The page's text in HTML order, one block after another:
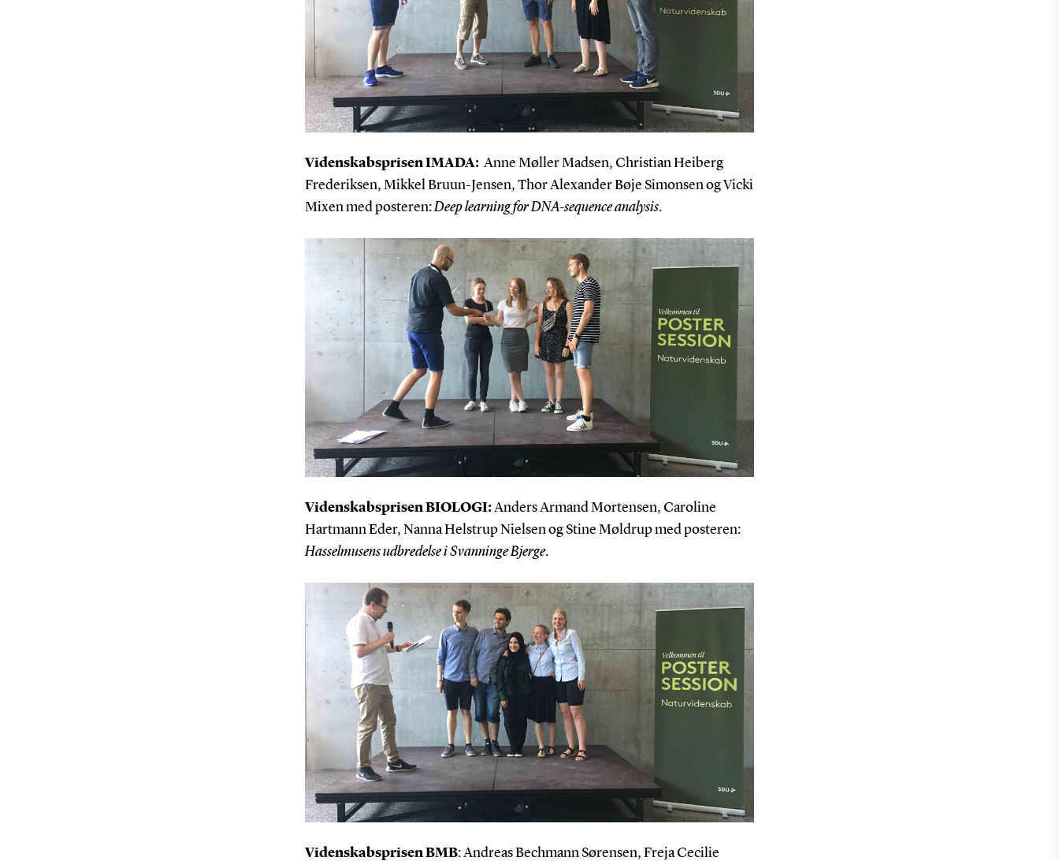
Videnskabsprisen IMADA: Anne Møller Madsen, Christian Heiberg
Frederiksen, Mikkel Bruun-Jensen, Thor Alexander Bøje Simonsen og Vicki
Mixen med posteren: Deep learning for DNA-sequence analysis.
Videnskabsprisen BIOLOGI:Anders Armand Mortensen, Caroline
Hartmann Eder, Nanna Helstrup Nielsen og Stine Møldrup med posteren:
Hasselmusens udbredelse i Svanninge Bjerge.
Videnskabsprisen BMB: Andreas Bechmann Sørensen, Freja Cecilie